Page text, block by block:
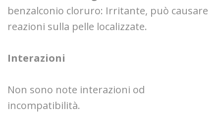
benzalconio cloruro: Irritante, può causare
reazioni sulla pelle localizzate.
Interazioni
Non sono note interazioni od
incompatibilità.